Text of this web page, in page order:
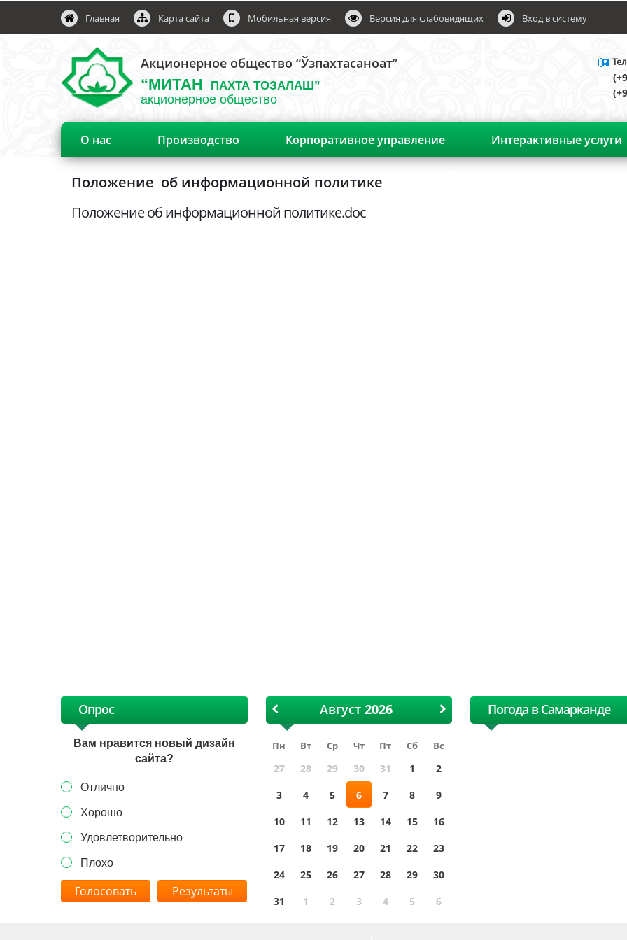
Главная Карта сайта Мобильная версия Версия для слабовидящих Вход в систему
Акционерное общество “Ўзпахтасаноат”
“МИТАН ПАХТА ТОЗАЛАШ”
акционерное общество
О нас Производство Корпоративное управление Интерактивные услуги
Положение об информационной политике
Положение об информационной политике.doc
Опрос
Вам нравится новый дизайн
сайта?
Отлично
Хорошо
Удовлетворительно
Плохо
Результаты
Август
Пн Вт Ср Чт Пт Сб Вс
27 28 29 30 31 1
2
3
4 5 6 7 8
9
10
11 12 13 14 15
16
17
18 19 20 21 22
23
24
25 26 27 28 29
30
31
1 2 3 4 5 6
Погода в Самарканде